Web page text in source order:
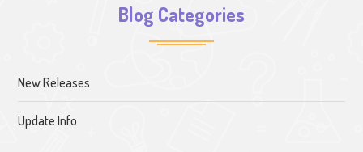
Blog Categories
New Releases
Update Info